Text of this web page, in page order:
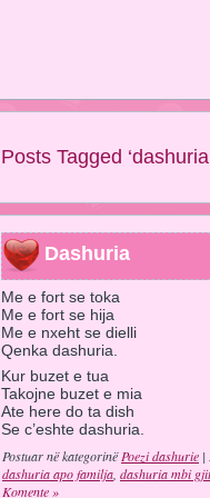
Posts Tagged
Dashuria
Me e fort se toka
Me e fort se hija
Me e nxeht se dielli
Qenka dashuria.
Kur buzet e tua
Takojne buzet e mia
Ate here do ta dish
Se c’eshte dashuria.
Postuar në kategorinëPoezi dashurie |
dashuria apo familja dashuria mbi
Komente »